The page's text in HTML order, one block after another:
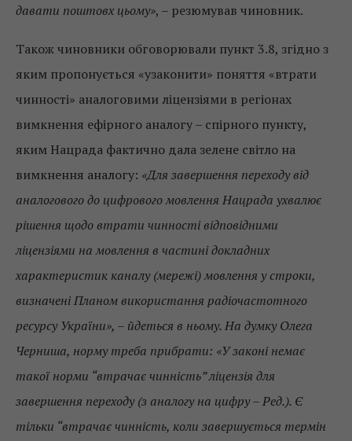
давати поштовх цьому», – резюмував чиновник.
Також чиновники обговорювали пункт 3.8, згідно з
яким пропонується «узаконити» поняття «втрати
чинності» аналоговими ліцензіями в регіонах
вимкнення ефірного аналогу – спірного пункту,
яким Нацрада фактично дала зелене світло на
вимкнення аналогу: «Для завершення переходу від
аналогового до цифрового мовлення Нацрада ухвалює
рішення щодо втрати чинності відповідними
ліцензіями на мовлення в частині докладних
характеристик каналу (мережі) мовлення у строки,
визначені Планом використання радіочастотного
ресурсу України», – йдеться в ньому. На думку Олега
Черниша, норму треба прибрати: «У законі немає
такої норми “втрачає чинність” ліцензія для
завершення переходу (з аналогу на цифру – Ред.). Є
тільки “втрачає чинність, коли завершується термін